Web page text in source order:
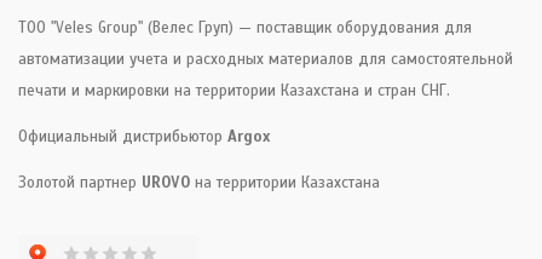
ТОО "Veles Group" (Велес Груп) — поставщик оборудования для
автоматизации учета и расходных материалов для самостоятельной
печати и маркировки на территории Казахстана и стран СНГ.
Официальный дистрибьютор Argox
Золотой партнер UROVO на территории Казахстана